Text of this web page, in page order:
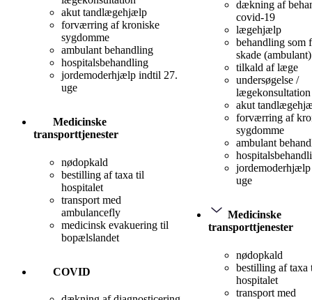
akut tandlægehjælp
forværring af kroniske
sygdomme
ambulant behandling
hospitalsbehandling
jordemoderhjælp indtil 27.
uge
Medicinske
transporttjenester
nødopkald
bestilling af taxa til
hospitalet
transport med
ambulancefly
medicinsk evakuering til
bopælslandet
COVID
dækning af
covid-19
lægehjælp
behandling som
skade (ambulant)
tilkald af læge
undersøgelse /
lægekonsultation
akut
forværring af
sygdomme
ambulant
uge
Medicinske
transporttjenester
nødopkald
bestilling af taxa
hospitalet
transport med